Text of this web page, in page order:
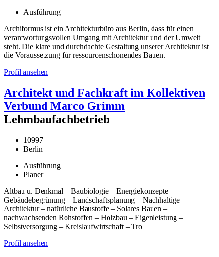
Ausführung
Archiformus ist ein Architekturbüro aus Berlin, dass für einen
verantwortungsvollen Umgang mit Architektur und der Umwelt
steht. Die klare und durchdachte Gestaltung unserer Architektur ist
die Voraussetzung für ressourcenschonendes Bauen.
Profil ansehen
Architekt und Fachkraft im Kollektiven
Verbund Marco Grimm
Lehmbaufachbetrieb
10997
Berlin
Ausführung
Planer
Altbau u. Denkmal – Baubiologie – Energiekonzepte –
Gebäudebegrünung – Landschaftsplanung – Nachhaltige
Architektur – natürliche Baustoffe – Solares Bauen –
nachwachsenden Rohstoffen – Holzbau – Eigenleistung –
Selbstversorgung – Kreislaufwirtschaft – Tro
Profil ansehen